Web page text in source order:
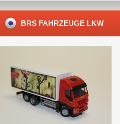
BRS FAHRZEUGE LKW